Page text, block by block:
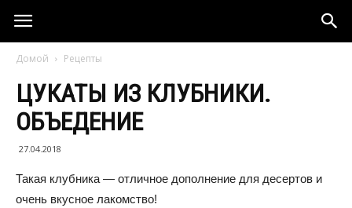
Домой Рецепты
ЦУКАТЫ ИЗ КЛУБНИКИ.
ОБЪЕДЕНИЕ
27.04.2018
Такая клубника — отличное дополнение для десертов и
очень вкусное лакомство!